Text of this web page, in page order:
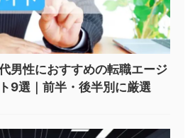
男性におすすめの転職エージ
9選｜前半・後半別に厳選